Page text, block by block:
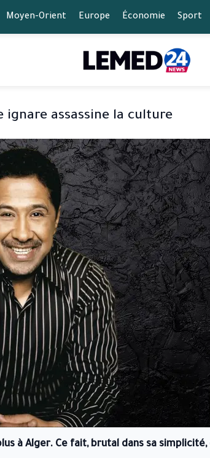
Moyen-Orient Europe Économie Sport
ignare assassine la culture
à Alger. Ce fait, brutal dans sa